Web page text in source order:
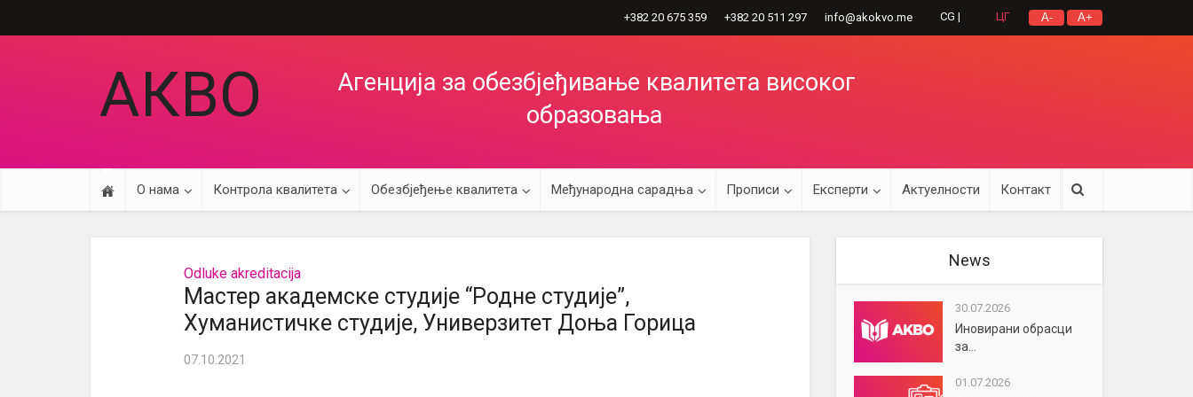
A- A+
+382 20 675 359 +382 20 511 297 info@akokvo.me CG | ЦГ
АКВО
Агенција за обезбјеђивање квалитета високог
образовања
О нама Контрола квалитета Обезбјеђење квалитета Међународна сарадња Прописи Експерти Актуелности Контакт
Odluke akreditacija
Мастер академске студије “Родне студије”,
Хуманистичке студије, Универзитет Доња Горица
07.10.2021
News
30.07.2026
Иновирани обрасци
за...
01.07.2026